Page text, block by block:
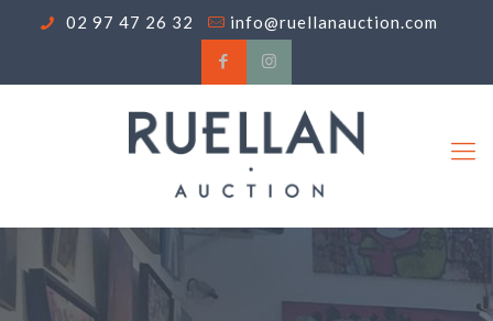
02 97 47 26 32 info@ruellanauction.com